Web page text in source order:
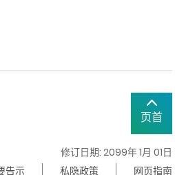
页首
修订日期: 2099年 1月 01日
告示 私隐政策 网页指南